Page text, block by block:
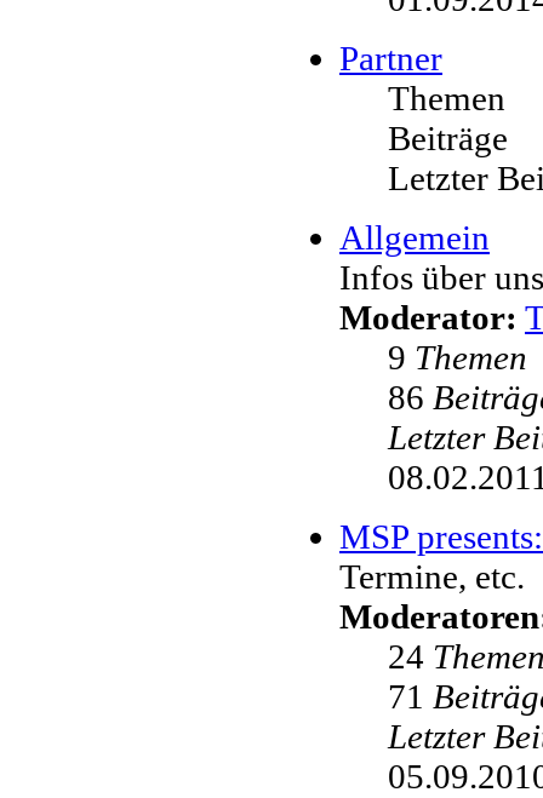
Partner
Themen
Beiträge
Letzter
Allgemein
Infos über
Moderator:
9 Themen
86
Letzter
MSP
Termine, etc.
24
71
Letzter